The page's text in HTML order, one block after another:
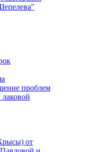
проблем
от